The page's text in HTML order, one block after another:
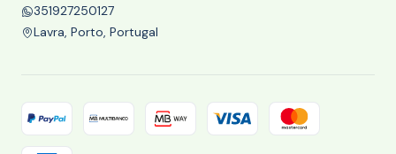
351927250127
Lavra, Porto, Portugal